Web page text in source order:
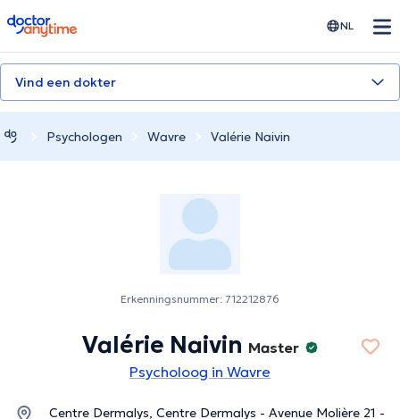
doctoranytime NL
Vind een dokter
Psychologen Wavre Valérie Naivin
Erkenningsnummer: 712212876
Valérie Naivin Master
Psycholoog in Wavre
Centre Dermalys, Centre Dermalys - Avenue Molière 21 -